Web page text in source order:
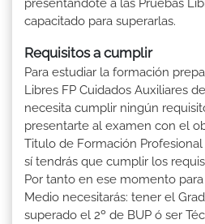
presentándote a las Pruebas
capacitado para superarlas.
Requisitos a cumplir
Para estudiar la formación
Libres FP Cuidados Auxiliares
necesita cumplir ningún
presentarte al examen con el
Titulo de Formación
sí tendrás que cumplir los
Por tanto en ese momento
Medio necesitarás: tener el
superado el 2º de BUP ó ser